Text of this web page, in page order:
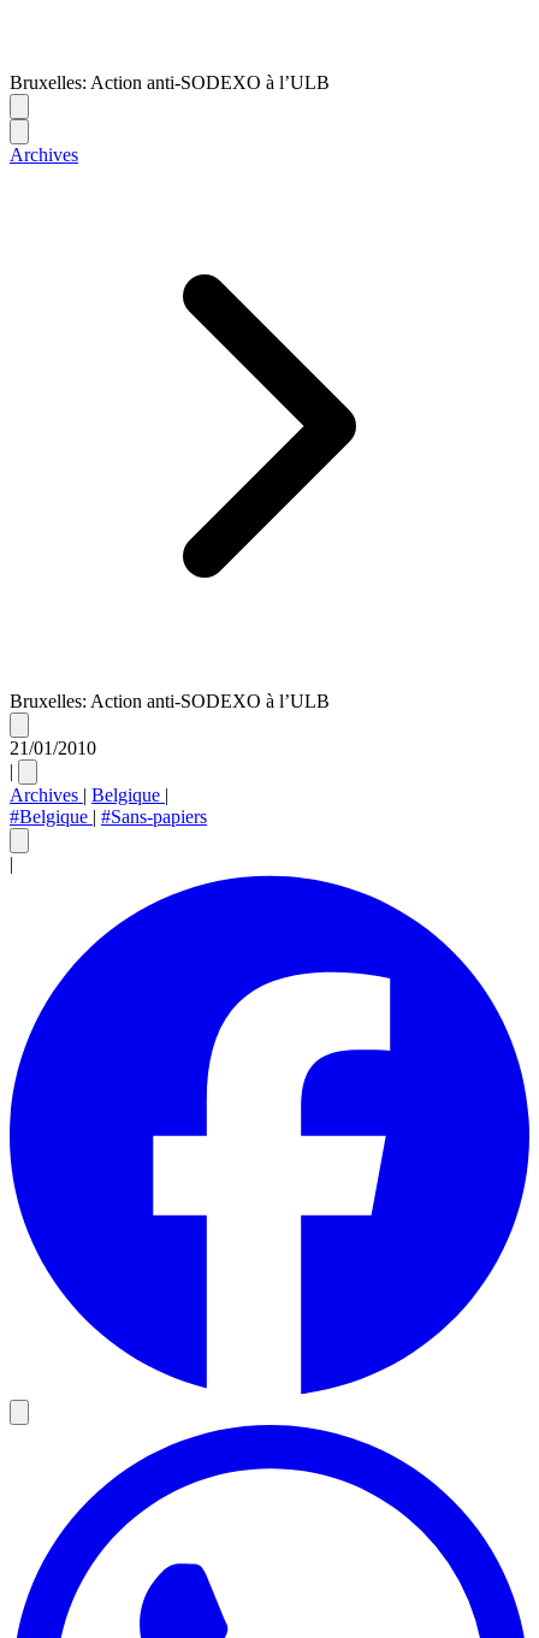
Bruxelles: Action anti-SODEXO à l’ULB
Archives
Bruxelles: Action anti-SODEXO à l’ULB
21/01/2010
|
Archives | Belgique |
#Belgique | #Sans-papiers
|